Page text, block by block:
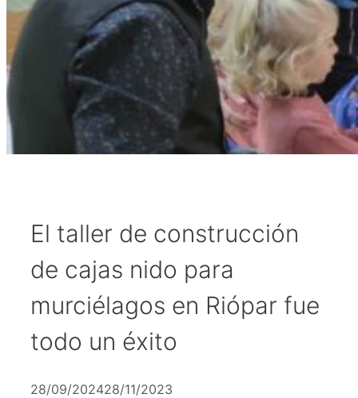
El taller de construcción
de cajas nido para
murciélagos en Riópar fue
todo un éxito
28/09/202428/11/2023